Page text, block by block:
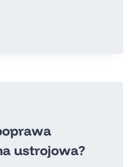
ustrojowa?